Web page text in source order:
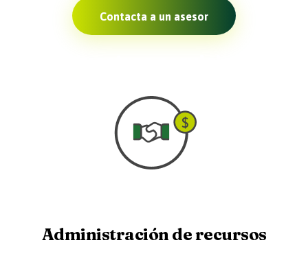
Contacta a un asesor
Administración de recursos